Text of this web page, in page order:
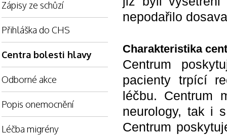
nepodařilo
Charakteristika
Centrum
pacienty trpící
léčbu. Centrum
neurology, tak i
Centrum
Zápisy ze schůzí
Přihláška do CHS
Centra bolesti hlavy
Odborné akce
Popis onemocnění
Léčba migrény